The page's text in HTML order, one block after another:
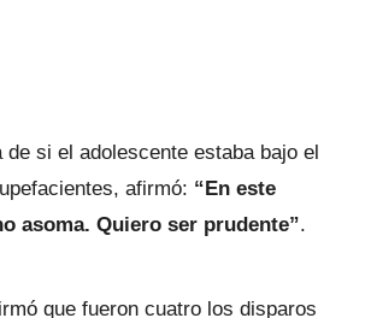
de si el adolescente estaba bajo el
afirmó: “En este
asoma. Quiero ser prudente”.
que fueron cuatro los disparos